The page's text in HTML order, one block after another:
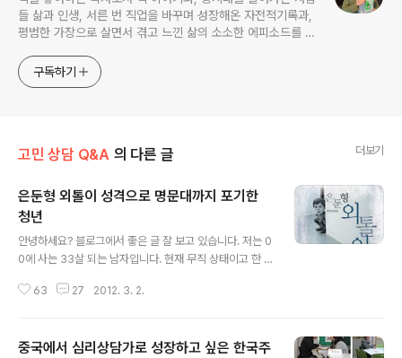
들 삶과 인생, 서른 번 직업을 바꾸며 성장해온 자전적기록과,
평범한 가장으로 살면서 겪고 느낀 삶의 소소한 에피소드를 전
고픈 커리어코치, 유튜브: 정교수의 인생수업
구독하기
고민 상담 Q&A 의 다른 글 더보기
은둔형 외톨이 성격으로 명문대까지 포기한
청년
안녕하세요? 블로그에서 좋은 글 잘 보고 있습니다. 저는 0
0에 사는 33살 되는 남자입니다. 현재 무직 상태이고 한 3
업전문학교 다닌지 한 6개월 정도 되었습니다. 제가 회피
아서 그런지 집에 있을 때도 많이 외로웠습니다. 학교 다닐
63 27 2012. 3. 2.
중국에서 심리상담가로 성장하고 싶은 한국주